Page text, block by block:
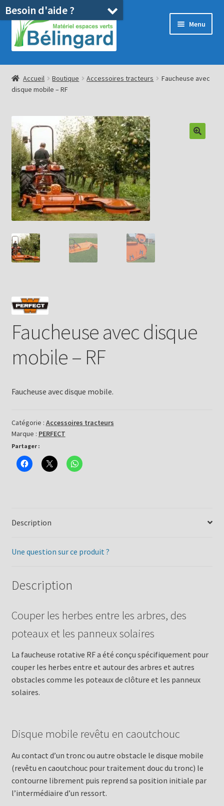
Aller
la
Aller
au
contenu
Menu
Accueil
Boutique
Location
Pièces détachées/SAV
Ouvrir
Occasions
Blog
Accueil Boutique Accessoires tracteurs
Faucheuse avec
disque mobile – RF
Faucheuse avec disque
mobile – RF
Faucheuse avec disque mobile.
Catégorie : Accessoires tracteurs
Marque : PERFECT
Partager :
Description
Une question sur ce produit ?
Description
Couper les herbes entre les arbres, des
poteaux et les panneux solaires
La faucheuse rotative RF a été conçu spécifiquement pour
couper les herbes entre et autour des arbres et autres
obstacles comme les poteaux de clôture et les panneux
solaires.
Disque mobile revêtu en caoutchouc
Au contact d’un tronc ou autre obstacle le disque mobile
(revêtu en caoutchouc pour traitement douc du tronc) le
contourne librement puis reprend sa position initiale par
l’intermédiaire d’un ressort.
Besoin d'aide ?